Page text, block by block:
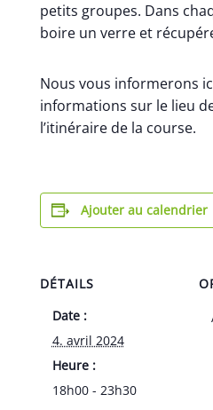
petits groupes. Dans
boire un verre et
Nous vous informerons
informations sur le lieu
l’itinéraire de la course.
Ajouter au calendrier
DÉTAILS
Date :
4. avril 2024
Heure :
18h00 - 23h30